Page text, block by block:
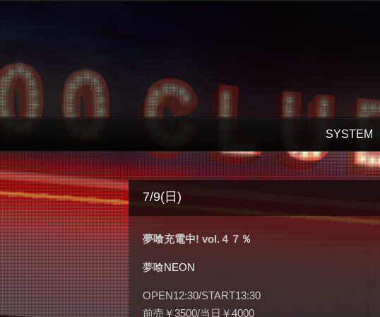
SYSTEM
7/9(日)
夢喰充電中! vol.４７％
夢喰NEON
OPEN12:30/START13:30
前売￥3500/当日￥4000